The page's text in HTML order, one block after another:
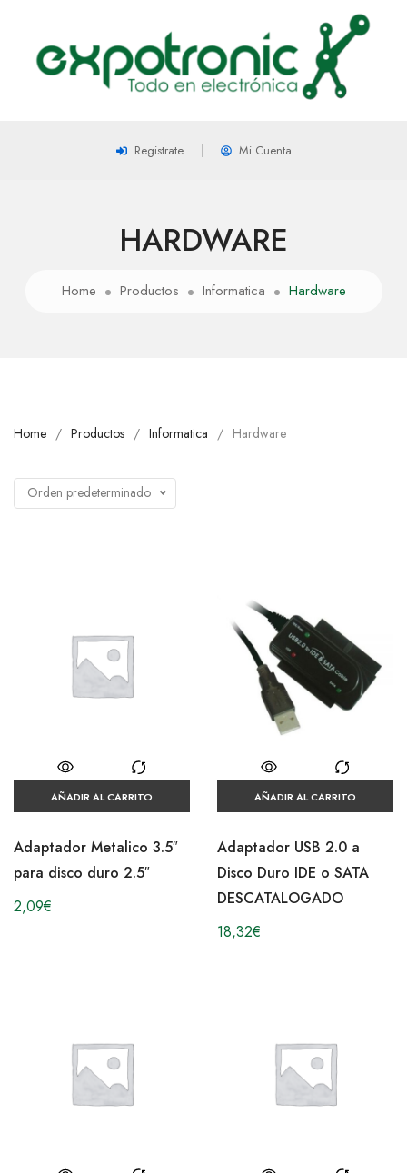
Registrate Mi Cuenta
HARDWARE
Home Productos Informatica Hardware
Home Productos Informatica Hardware
Orden predeterminado
AÑADIR AL CARRITO
Adaptador Metalico 3.5″
para disco duro 2.5″
2,09€
AÑADIR AL CARRITO
Adaptador USB 2.0 a
Disco Duro IDE o SATA
DESCATALOGADO
18,32€